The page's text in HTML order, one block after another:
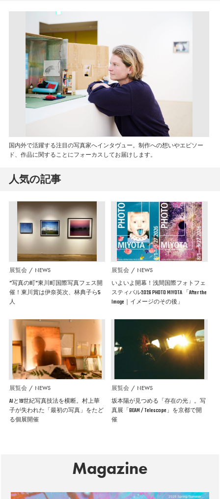
国内外で活躍する注目の写真家へインタヴュー。制作への想いやエピソー
ド、作品に関することにフォーカスしてお届けします。
人気の記事
展覧会 NEWS
”写真の町”東川町国際写真フェス開
催！東川賞は伊奈英次、林典子ら5
人
展覧会 NEWS
いよいよ開幕！浅間国際フォトフェ
スティバル2026 PHOTO MIYOTA 「After the
Image｜イメージのその後」
展覧会 NEWS
AIと19世紀写真技法を横断。村上華
子が失われた「最初の写真」をたど
る個展開催
展覧会 NEWS
坂本陽が見つめる「存在の光」。写
真展「BEAM / Telescope」を京都で開
催
Magazine